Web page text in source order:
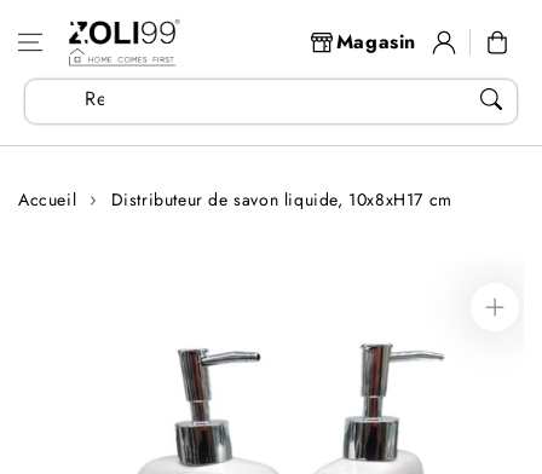
contenu
Recherchez vos articles...
Magasin
connecter
Panier
Accueil Distributeur de savon liquide, 10x8xH17 cm